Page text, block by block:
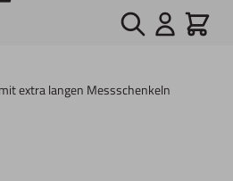
Suche Cart
extra langen Messschenkeln